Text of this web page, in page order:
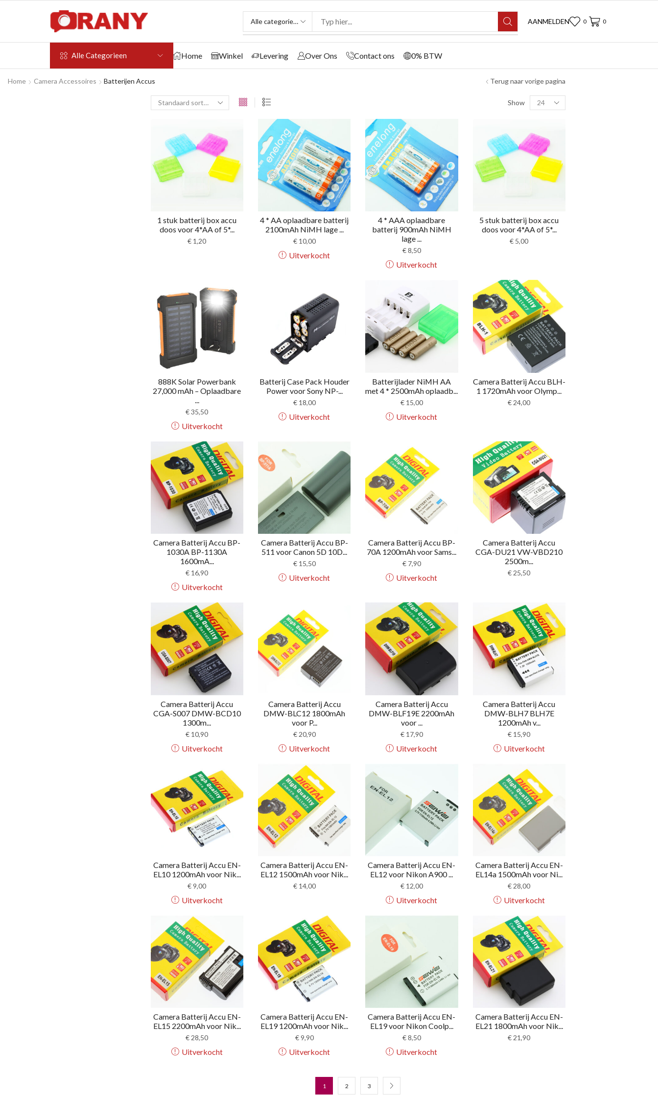
AANMELDEN 0 0
Alle Categorieen Home Winkel Levering Over Ons Contact ons 0% BTW
Home Camera Accessoires Batterijen Accus Terug naar vorige pagina
Show
1 stuk batterij box accu
doos voor 4*AA of 5*...
€ 1,20
4 * AA oplaadbare batterij
2100mAh NiMH lage ...
€10,00
Uitverkocht
4 * AAA oplaadbare
batterij 900mAh NiMH
lage ...
€8,50
Uitverkocht
5 stuk batterij box accu
doos voor 4*AA of 5*...
€ 5,00
888K Solar Powerbank
27,000 mAh – Oplaadbare
€35,50
Uitverkocht
Batterij Case Pack Houder
Power voor Sony NP-...
€18,00
Uitverkocht
Batterijlader NiMH AA
met 4 * 2500mAh oplaadb...
€15,00
Uitverkocht
Camera Batterij Accu BLH-
1 1720mAh voor Olymp...
€ 24,00
Camera Batterij Accu BP-
1030A BP-1130A
1600mA...
€ 16,90
Uitverkocht
Camera Batterij Accu BP-
511 voor Canon 5D 10D...
€15,50
Uitverkocht
Camera Batterij Accu BP-
70A 1200mAh voor Sams...
€7,90
Uitverkocht
Camera Batterij Accu
CGA-DU21 VW-VBD210
2500m...
€ 25,50
Camera Batterij Accu
CGA-S007 DMW-BCD10
1300m...
€ 10,90
Uitverkocht
Camera Batterij Accu
DMW-BLC12 1800mAh
voor P...
€20,90
Uitverkocht
Camera Batterij Accu
DMW-BLF19E 2200mAh
voor ...
€17,90
Uitverkocht
Camera Batterij Accu
DMW-BLH7 BLH7E
1200mAh v...
€ 15,90
Uitverkocht
Camera Batterij Accu EN-
EL10 1200mAh voor Nik...
€9,00
Uitverkocht
Camera Batterij Accu EN-
EL12 1500mAh voor Nik...
€14,00
Camera Batterij Accu EN-
EL12 voor Nikon A900 ...
€12,00
Uitverkocht
Camera Batterij Accu EN-
EL14a 1500mAh voor Ni...
€ 28,00
Uitverkocht
Camera Batterij Accu EN-
EL15 2200mAh voor Nik...
€ 28,50
Uitverkocht
Camera Batterij Accu EN-
EL19 1200mAh voor Nik...
€9,90
Uitverkocht
Camera Batterij Accu EN-
EL19 voor Nikon Coolp...
€8,50
Uitverkocht
Camera Batterij Accu EN-
EL21 1800mAh voor Nik...
€ 21,90
1 2 3